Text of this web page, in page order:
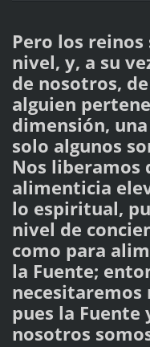
Pero los
nivel, y, a su
de nosotros,
alguien
dimensión,
solo algunos
Nos liberamos
alimenticia
lo espiritual,
nivel de
como para
la Fuente;
necesitaremos
pues la Fuente
nosotros